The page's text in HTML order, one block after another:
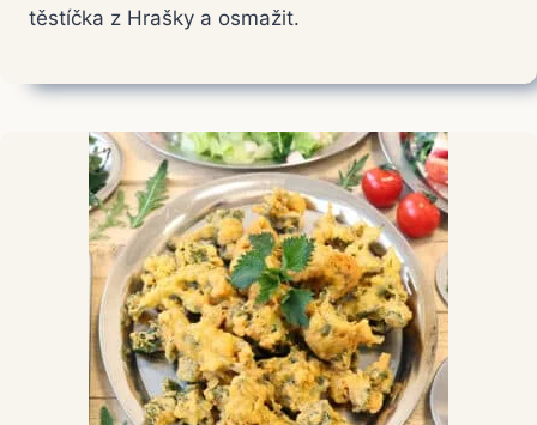
těstíčka z Hrašky a osmažit.